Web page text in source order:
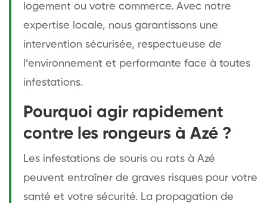
logement ou votre commerce. Avec notre
expertise locale, nous garantissons une
intervention sécurisée, respectueuse de
l’environnement et performante face à toutes
infestations.
Pourquoi agir rapidement
contre les rongeurs à Azé ?
Les infestations de souris ou rats à Azé
peuvent entraîner de graves risques pour votre
santé et votre sécurité. La propagation de